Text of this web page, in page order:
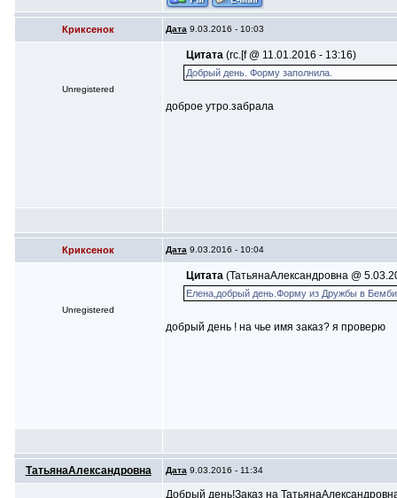
Криксенок Дата 9.03.2016 - 10:03
Unregistered
Цитата (rc.[f @ 11.01.2016 - 13:16)
Добрый день. Форму заполнила.
доброе утро.забрала
Криксенок Дата 9.03.2016 - 10:04
Unregistered
Цитата (ТатьянаАлександровна @
Елена,добрый день.Форму из Дружбы в Бемби
добрый день ! на чье имя заказ? я проверю
ТатьянаАлександровна Дата 9.03.2016 - 11:34
Добрый день!Заказ на